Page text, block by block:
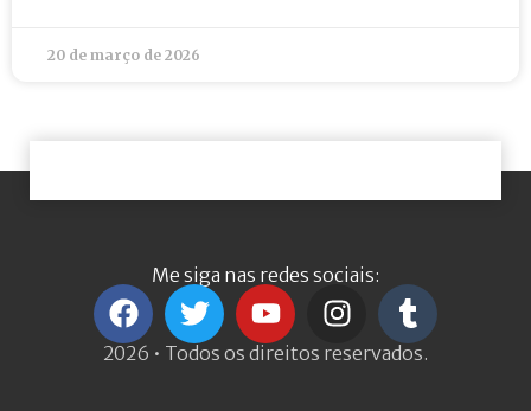
20 de março de 2026
Me siga nas redes sociais:
2026 • Todos os direitos reservados.